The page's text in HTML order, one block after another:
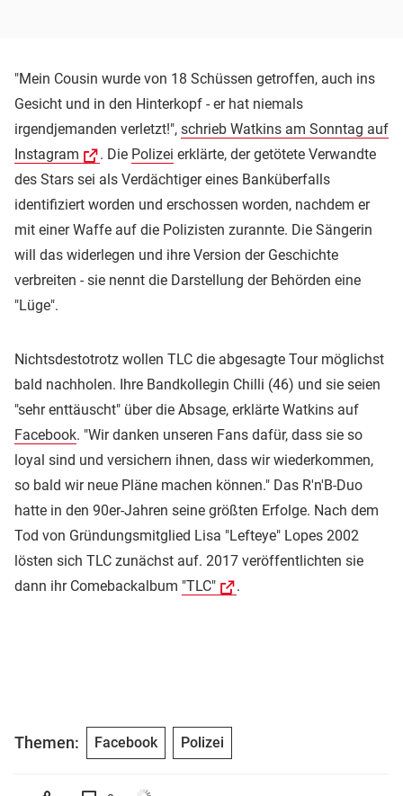
"Mein Cousin wurde von 18 Schüssen getroffen, auch ins
Gesicht und in den Hinterkopf - er hat niemals
irgendjemanden verletzt!", schrieb Watkins am Sonntag auf
Instagram
. Die Polizei erklärte, der getötete Verwandte
des Stars sei als Verdächtiger eines Banküberfalls
identifiziert worden und erschossen worden, nachdem er
mit einer Waffe auf die Polizisten zurannte. Die Sängerin
will das widerlegen und ihre Version der Geschichte
verbreiten - sie nennt die Darstellung der Behörden eine
"Lüge".
Nichtsdestotrotz wollen TLC die abgesagte Tour möglichst
bald nachholen. Ihre Bandkollegin Chilli (46) und sie seien
"sehr enttäuscht" über die Absage, erklärte Watkins auf
Facebook. "Wir danken unseren Fans dafür, dass sie so
loyal sind und versichern ihnen, dass wir wiederkommen,
so bald wir neue Pläne machen können." Das R'n'B-Duo
hatte in den 90er-Jahren seine größten Erfolge. Nach dem
Tod von Gründungsmitglied Lisa "Lefteye" Lopes 2002
lösten sich TLC zunächst auf. 2017 veröffentlichten sie
dann ihr Comebackalbum "TLC" .
Themen: Facebook Polizei